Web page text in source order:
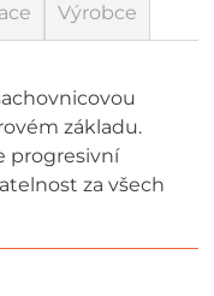
Výrobce
základu.
progresivní
za všech